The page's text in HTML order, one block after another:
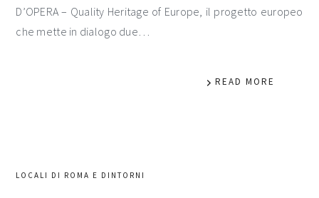
D’OPERA – Quality Heritage of Europe, il progetto europeo
che mette in dialogo due…
READ MORE
LOCALI DI ROMA E DINTORNI